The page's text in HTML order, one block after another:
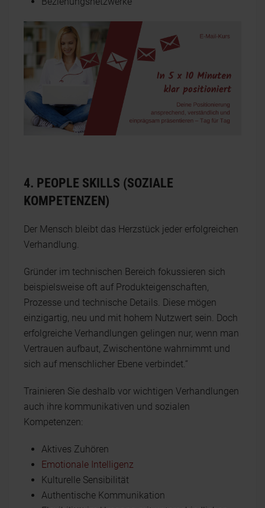
4. PEOPLE SKILLS (SOZIALE
KOMPETENZEN)
Der Mensch bleibt das Herzstück jeder erfolgreichen
Verhandlung.
Gründer im technischen Bereich fokussieren sich
beispielsweise oft auf Produkteigenschaften,
Prozesse und technische Details. Diese mögen
einzigartig, neu und mit hohem Nutzwert sein. Doch
erfolgreiche Verhandlungen gelingen nur, wenn man
Vertrauen aufbaut, Zwischentöne wahrnimmt und
sich auf menschlicher Ebene verbindet.“
Trainieren Sie deshalb vor wichtigen Verhandlungen
auch ihre kommunikativen und sozialen
Kompetenzen:
Aktives Zuhören
Emotionale Intelligenz
Kulturelle Sensibilität
Authentische Kommunikation